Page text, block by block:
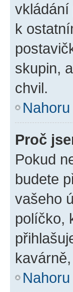
vkládání
k
skupin,
chvil.
Nahoru
Proč
Pokud
budete
vašeho
políčko,
Nahoru